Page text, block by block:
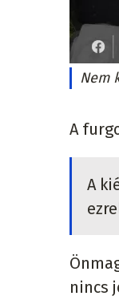
Nem
A
A
nincs